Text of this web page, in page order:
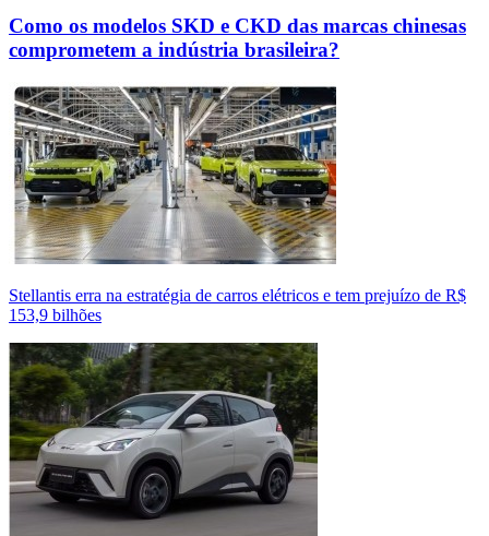
Como os modelos SKD e CKD das marcas chinesas
comprometem a indústria brasileira?
Stellantis erra na estratégia de carros elétricos e tem prejuízo de R$
153,9 bilhões